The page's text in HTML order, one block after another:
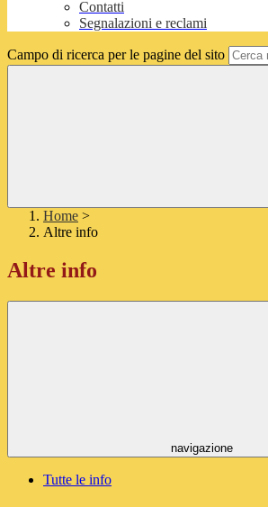
Contatti
Segnalazioni e reclami
Campo di ricerca per le pagine del sito
Home >
Altre info
Altre info
navigazione
Tutte le info